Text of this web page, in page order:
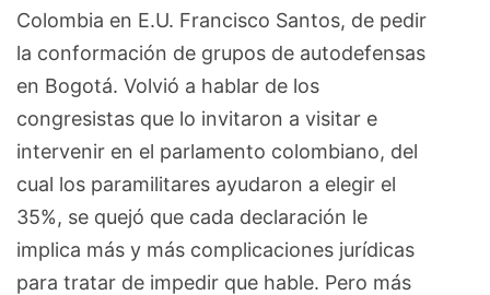
Colombia en E.U. Francisco Santos, de pedir
la conformación de grupos de autodefensas
en Bogotá. Volvió a hablar de los
congresistas que lo invitaron a visitar e
intervenir en el parlamento colombiano, del
cual los paramilitares ayudaron a elegir el
35%, se quejó que cada declaración le
implica más y más complicaciones jurídicas
para tratar de impedir que hable. Pero más